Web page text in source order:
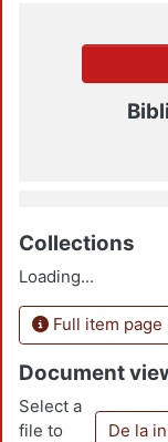
Collections
Loading...
Full item page
Document
Select a
file to
De la